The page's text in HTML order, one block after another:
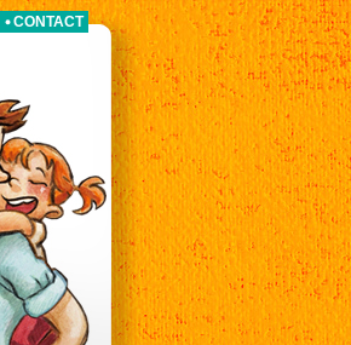
CONTACT